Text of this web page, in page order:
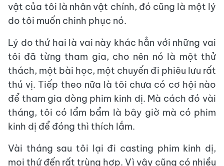
vật của tôi là nhân vật chính, đó cũng là một lý
do tôi muốn chinh phục nó.
Lý do thứ hai là vai này khác hẳn với những vai
tôi đã từng tham gia, cho nên nó là một thử
thách, một bài học, một chuyến đi phiêu lưu rất
thú vị. Tiếp theo nữa là tôi chưa có cơ hội nào
để tham gia dòng phim kinh dị. Mà cách đó vài
tháng, tôi có lẩm bẩm là bây giờ mà có phim
kinh dị để đóng thì thích lắm.
Vài tháng sau tôi lại đi casting phim kinh dị,
mọi thứ đến rất trùng hợp. Vì vậy cũng có nhiều